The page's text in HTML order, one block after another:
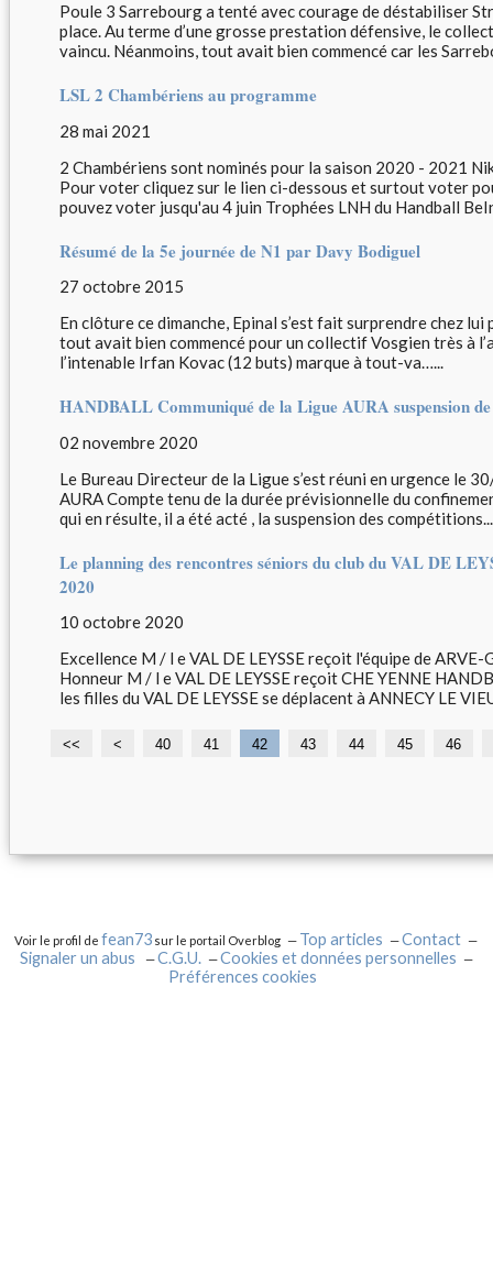
Poule 3 Sarrebourg a tenté avec courage de déstabiliser
place. Au terme d’une grosse prestation défensive, le
vaincu. Néanmoins, tout avait bien commencé car les
LSL 2 Chambériens au programme
28 mai 2021
2 Chambériens sont nominés pour la saison 2020 - 2021
Pour voter cliquez sur le lien ci-dessous et surtout voter
pouvez voter jusqu'au 4 juin Trophées LNH du Handball
Résumé de la 5e journée de N1 par Davy Bodiguel
27 octobre 2015
En clôture ce dimanche, Epinal s’est fait surprendre chez
tout avait bien commencé pour un collectif Vosgien très à
l’intenable Irfan Kovac (12 buts) marque à tout-va…...
HANDBALL Communiqué de la Ligue AURA suspension
02 novembre 2020
Le Bureau Directeur de la Ligue s’est réuni en urgence le
AURA Compte tenu de la durée prévisionnelle du
qui en résulte, il a été acté , la suspension des compétitions...
Le planning des rencontres séniors du club du VAL DE
2020
10 octobre 2020
Excellence M / l e VAL DE LEYSSE reçoit l'équipe de
Honneur M / l e VAL DE LEYSSE reçoit CHE YENNE
les filles du VAL DE LEYSSE se déplacent à ANNECY LE
<< <
1
2
3
40 41 42 43 44 45 46
Voir le profil defean73 sur le portail Overblog Top articles
Contact
Signaler un abus
C.G.U.
Cookies et données personnelles
Préférences cookies